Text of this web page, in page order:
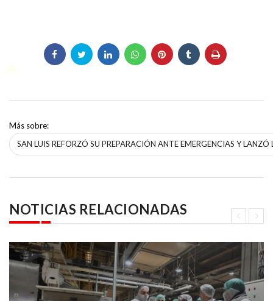
Más sobre:
SAN LUIS REFORZÓ SU PREPARACIÓN ANTE EMERGENCIAS Y
NOTICIAS RELACIONADAS